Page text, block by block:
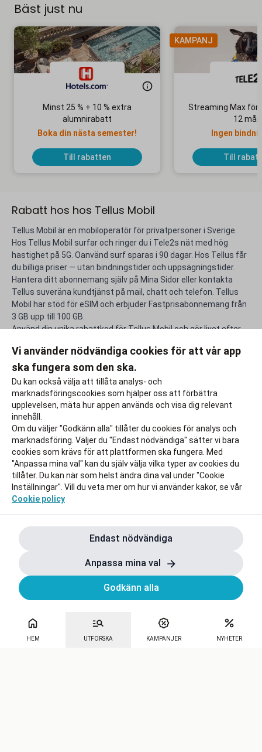
HEM UTFORSKA KAMPANJER NYHETER
Rabatt hos hos Tellus Mobil
Tellus Mobil är en mobiloperatör för privatpersoner i Sverige.
Hos Tellus Mobil surfar och ringer du i Tele2s nät med hög
hastighet på 5G. Oanvänd surf sparas i 90 dagar. Hos Tellus får
du billiga priser — utan bindningstider och uppsägningstider.
Hantera ditt abonnemang själv på Mina Sidor eller kontakta
Tellus suveräna kundtjänst på mail, chatt och telefon. Tellus
Mobil har stöd för eSIM och erbjuder Fastprisabonnemang från
3 GB upp till 100 GB.
Använd din unika rabattkod för Tellus Mobil och gör livet efter
Rapportera ett problem
Bäst just nu
Minst 25 % + 10 % extra
alumnirabatt
Boka din nästa semester!
Till rabatten
KAMPANJ
Streaming Max för
12 mån
Ingen
Till
Vi använder nödvändiga cookies för att vår app
ska fungera som den ska.
Du kan också välja att tillåta analys- och
marknadsföringscookies som hjälper oss att förbättra
upplevelsen, mäta hur appen används och visa dig relevant
innehåll.
Om du väljer "Godkänn alla" tillåter du cookies för analys och
marknadsföring. Väljer du "Endast nödvändiga" sätter vi bara
cookies som krävs för att plattformen ska fungera. Med
"Anpassa mina val" kan du själv välja vilka typer av cookies du
tillåter. Du kan när som helst ändra dina val under "Cookie
Inställningar". Vill du veta mer om hur vi använder kakor, se vår
Cookie policy
Endast nödvändiga
Anpassa mina val
Godkänn alla